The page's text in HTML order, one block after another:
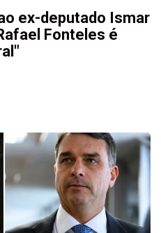
ex-deputado Ismar
Fonteles é